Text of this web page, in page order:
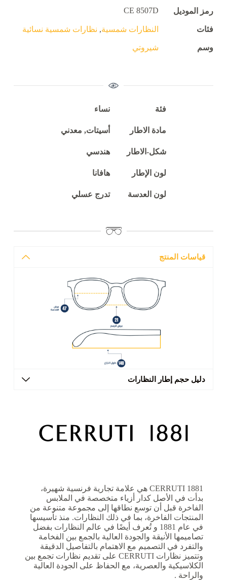
رمز الموديل CE 8507D
فئات النظارات شمسية, نظارات شمسية نسائية
وسم شيروتي
فئة نساء
مادة الاطار أسيتات, معدني
شكل-الاطار هندسي
لون الإطار هافانا
لون العدسة تدرج عسلي
قياسات المنتج
دليل حجم إطار النظارات
CERRUTI 1881 هي علامة تجارية فرنسية شهيرة،
بدأت في الأصل كدار أزياء متخصصة في الملابس
الفاخرة قبل أن توسع نطاقها إلى مجموعة متنوعة من
المنتجات الفاخرة، بما في ذلك النظارات. منذ تأسيسها
في عام 1881 و تُعرف أيضًا في عالم النظارات بفضل
تصاميمها الأنيقة والجودة العالية بالجمع بين الفخامة
والتفرد في التصميم مع الاهتمام بالتفاصيل الدقيقة
وتتميز نظارات CERRUTI على تقديم نظارات تجمع بين
الكلاسيكية والعصرية، مع الحفاظ على الجودة العالية
والراحة .